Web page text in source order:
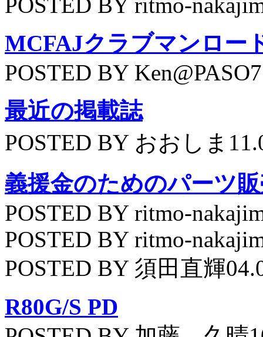
POSTED BY ritmo-
MCFAJクラブマンロー
POSTED BY
最近の掲載誌
POSTED BY おおしま
義援金のためのパーツ
POSTED BY ritmo-
POSTED BY ritmo-
POSTED BY 須田直輝
R80G/S PD